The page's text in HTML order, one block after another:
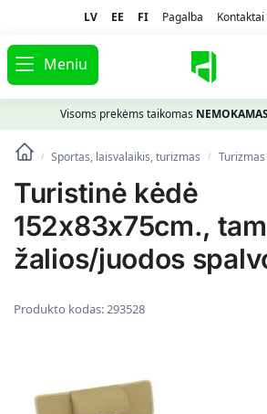
LV EE FI Pagalba Kontaktai
Meniu
Visoms prekėms taikomas
/ Sportas, laisvalaikis, turizmas / Turizmas
Turistinė kėdė
152x83x75cm.,
žalios/juodos
Produkto kodas:293528